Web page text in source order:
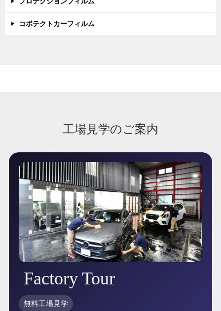
コボテクトカーフィルム
工場見学のご案内
Factory Tour
無料工場見学